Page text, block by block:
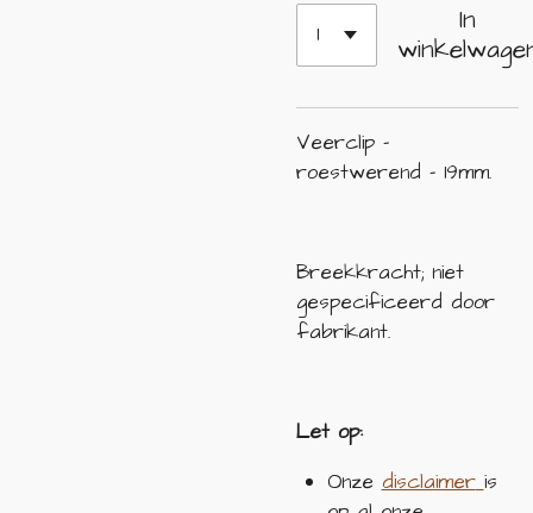
In
Veerclip -
roestwerend - 19mm.
Breekkracht; niet
gespecificeerd door
fabrikant.
Let op:
Onze disclaimer is